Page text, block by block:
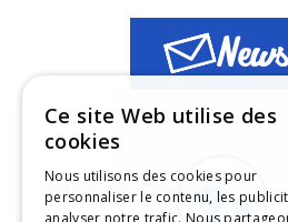
Ce site Web utilise des
cookies
Nous utilisons des cookies pour
personnaliser le contenu, les
analyser notre trafic. Nous